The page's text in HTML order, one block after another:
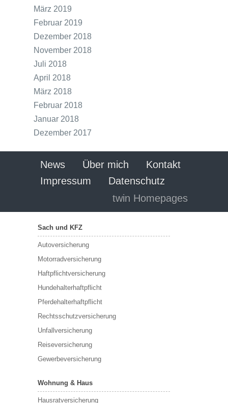
März 2019
Februar 2019
Dezember 2018
November 2018
Juli 2018
April 2018
März 2018
Februar 2018
Januar 2018
Dezember 2017
News Über mich
Kontakt
Impressum
Datenschutz
twin Homepages
Sach und KFZ
Autoversicherung
Motorradversicherung
Haftpflichtversicherung
Hundehalterhaftpflicht
Pferdehalterhaftpflicht
Rechtsschutzversicherung
Unfallversicherung
Reiseversicherung
Gewerbeversicherung
Wohnung & Haus
Hausratversicherung